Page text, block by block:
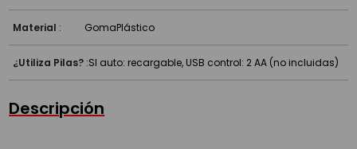
Material : GomaPlástico
¿Utiliza Pilas? :SI auto: recargable, USB control: 2 AA (no incluidas)
Descripción